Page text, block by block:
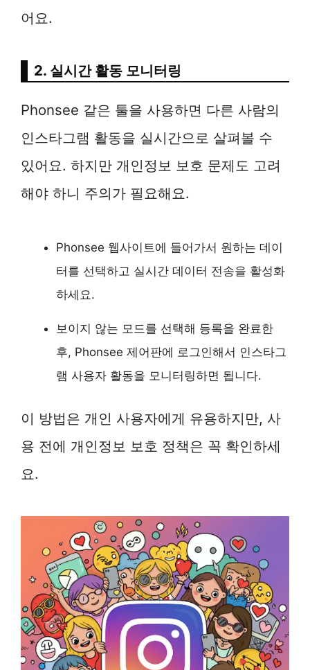
어요.
2. 실시간 활동 모니터링
Phonsee 같은 툴을 사용하면 다른 사람의
인스타그램 활동을 실시간으로 살펴볼 수
있어요. 하지만 개인정보 보호 문제도 고려
해야 하니 주의가 필요해요.
Phonsee 웹사이트에 들어가서 원하는 데이
터를 선택하고 실시간 데이터 전송을 활성화
하세요.
보이지 않는 모드를 선택해 등록을 완료한
후, Phonsee 제어판에 로그인해서 인스타그
램 사용자 활동을 모니터링하면 됩니다.
이 방법은 개인 사용자에게 유용하지만, 사
용 전에 개인정보 보호 정책은 꼭 확인하세
요.